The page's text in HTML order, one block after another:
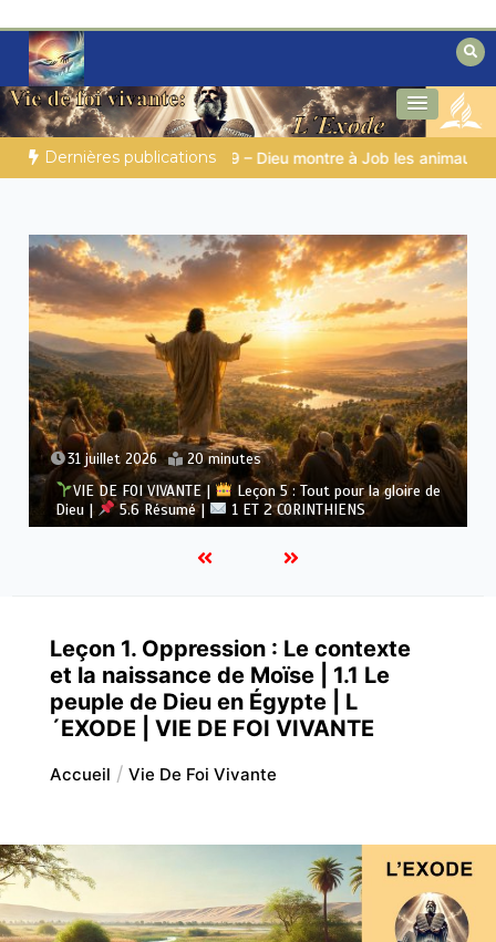
contenu
Secrets de la Bible
Des éclairages bibliques pour ceux qui
cherchent un chemin
Dernières publications
sauvages LA SAGESSE DE DIEU POUR TON
30 juillet 2026 15 minutes
VIE DE FOI VIVANTE |
Leçon 5 : Tout pour la gloire de
Dieu |
5.5 Vaincre l’idolâtrie | 1 ET 2 CORINTHIENS
Leçon 1. Oppression : Le contexte
et la naissance de Moïse | 1.1 Le
peuple de Dieu en Égypte | L
´EXODE | VIE DE FOI VIVANTE
Accueil Vie De Foi Vivante